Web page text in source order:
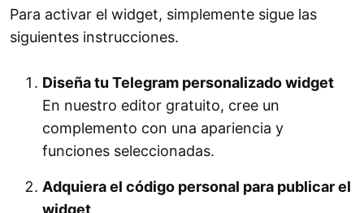
Para activar el widget, simplemente sigue las
siguientes instrucciones.
Diseña tu Telegram personalizado widget
En nuestro editor gratuito, cree un
complemento con una apariencia y
funciones seleccionadas.
Adquiera el código personal para publicar el